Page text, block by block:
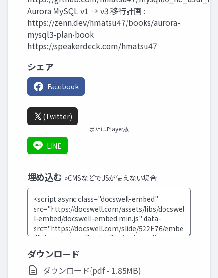
Aurora MySQL v1 → v3 移行計画 :
https://zenn.dev/hmatsu47/books/aurora-
mysql3-plan-book
https://speakerdeck.com/hmatsu47
シェア
Facebook
(Twitter)
またはPlayer版
LINE
埋め込む »CMSなどでJSが使えない場合
ダウンロード
ダウンロード(pdf - 1.85MB)